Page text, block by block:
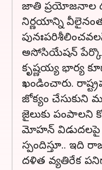
జాతి ప్రయోజనాల
నిర్ణయాన్ని
అసోసియేషన్
కృష్ణయ్య భార్య
ఖండించారు.
జోక్యం చేసుకుని
జైలుకు పంపాలని
మోహన్ విడుదలపై
స్పందిస్తూ.. ఇది
దళిత వ్యతిరేక